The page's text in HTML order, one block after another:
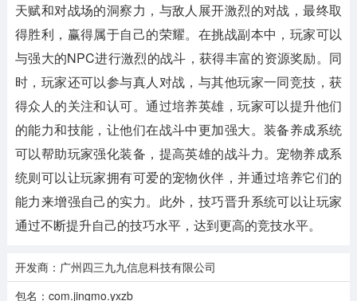
天赋和对战场的洞察力，与敌人展开激烈的对战，最终取
得胜利，赢得属于自己的荣耀。在挑战副本中，玩家可以
与强大的NPC进行激烈的战斗，获得丰富的资源奖励。同
时，玩家还可以参与真人对战，与其他玩家一同竞技，获
得众人的关注和认可。通过培养英雄，玩家可以提升他们
的能力和技能，让他们在战斗中更加强大。装备养成系统
可以帮助玩家强化装备，提高英雄的战斗力。宠物养成系
统则可以让玩家拥有可爱的宠物伙伴，并通过培养它们的
能力来增强自己的实力。此外，技巧晋升系统可以让玩家
通过不断提升自己的技巧水平，达到更高的竞技水平。
开发商：广州四三九九信息科技有限公司
包名：com.jingmo.yxzb